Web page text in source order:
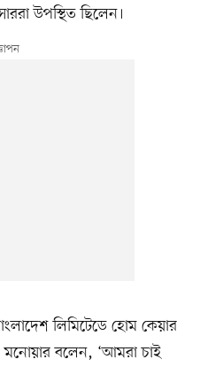
উপস্থিত ছিলেন।
লিমিটেডে হোম কেয়ার
মনোয়ার বলেন, ‘আমরা চাই